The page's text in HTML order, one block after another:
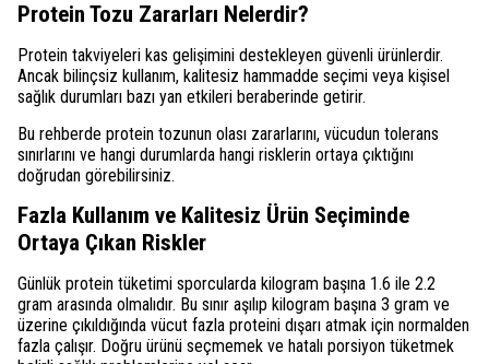
Protein Tozu Zararları Nelerdir?
Protein takviyeleri kas gelişimini destekleyen güvenli ürünlerdir.
Ancak bilinçsiz kullanım, kalitesiz hammadde seçimi veya kişisel
sağlık durumları bazı yan etkileri beraberinde getirir.
Bu rehberde protein tozunun olası zararlarını, vücudun tolerans
sınırlarını ve hangi durumlarda hangi risklerin ortaya çıktığını
doğrudan görebilirsiniz.
Fazla Kullanım ve Kalitesiz Ürün Seçiminde
Ortaya Çıkan Riskler
Günlük protein tüketimi sporcularda kilogram başına 1.6 ile 2.2
gram arasında olmalıdır. Bu sınır aşılıp kilogram başına 3 gram ve
üzerine çıkıldığında vücut fazla proteini dışarı atmak için normalden
fazla çalışır. Doğru ürünü seçmemek ve hatalı porsiyon tüketmek